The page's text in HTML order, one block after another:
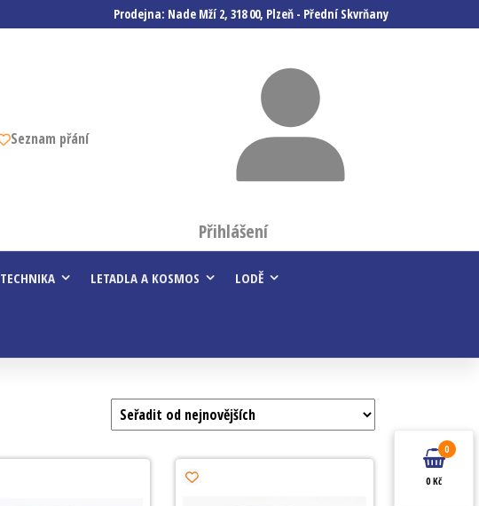
Prodejna: Nade Mží 2, 318 00, Plzeň - Přední Skvrňany
Seznam přání
Přihlášení
LETADLA A KOSMOS LODĚ
0
0 Kč